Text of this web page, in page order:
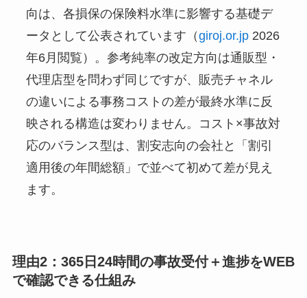
向は、各損保の保険料水準に影響する基礎デ
ータとして公表されています（giroj.or.jp2026
年6月閲覧）。参考純率の改定方向は通販型・
代理店型を問わず同じですが、販売チャネル
の違いによる事務コストの差が最終水準に反
映される構造は変わりません。コスト×事故対
応のバランス型は、割安志向の会社と「割引
適用後の年間総額」で並べて初めて差が見え
ます。
理由2：365日24時間の事故受付＋進捗をWEB
で確認できる仕組み